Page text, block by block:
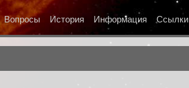
Вопросы История Информация Ссылки